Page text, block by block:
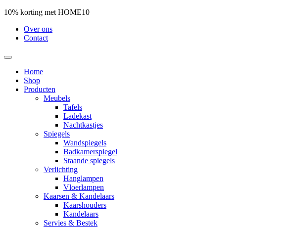
10% korting met HOME10
Over ons
Contact
Home
Shop
Producten
Meubels
Tafels
Ladekast
Nachtkastjes
Spiegels
Wandspiegels
Badkamerspiegel
Staande spiegels
Verlichting
Hanglampen
Vloerlampen
Kaarsen & Kandelaars
Kaarshouders
Kandelaars
Servies & Bestek